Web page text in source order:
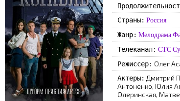
Страны: Россия
Жанр: Мелодрама
Телеканал: СТС
Режиссер: Олег
Актеры: Дмитрий
Антоненко, Юлия
Олеринская,